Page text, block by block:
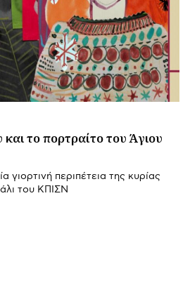
το πορτραίτο του Άγιου
γιορτινή περιπέτεια της κυρίας
του ΚΠΙΣΝ